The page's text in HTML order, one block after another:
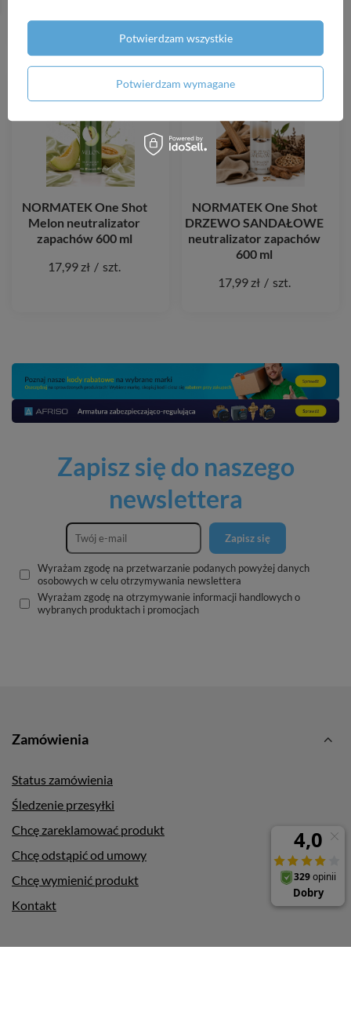
410,00 zł / szt.
17,99 zł / szt.
NORMATEK One Shot
Melon neutralizator
zapachów 600 ml
17,99 zł / szt.
NORMATEK One Shot
DRZEWO SANDAŁOWE
neutralizator zapachów
600 ml
17,99 zł / szt.
Zapisz się do naszego
newslettera
Zapisz się
Wyrażam zgodę na przetwarzanie podanych powyżej danych
osobowych w celu otrzymywania newslettera
Wyrażam zgodę na otrzymywanie informacji handlowych o
wybranych produktach i promocjach
Zamówienia
Status zamówienia
Śledzenie przesyłki
Chcę zareklamować produkt
Chcę odstąpić od umowy
Chcę wymienić produkt
Kontakt
Potwierdzam wymagane
Potwierdzam wszystkie